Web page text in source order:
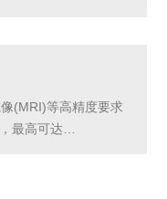
(MRI)等高精度要求
最高可达